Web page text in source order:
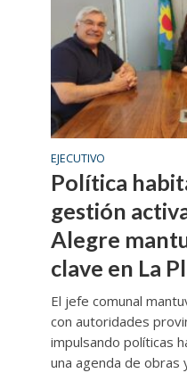
EJECUTIVO
Política
gestión
Alegre
clave en La
El jefe comunal
con autoridades
impulsando políticas
una agenda de obras